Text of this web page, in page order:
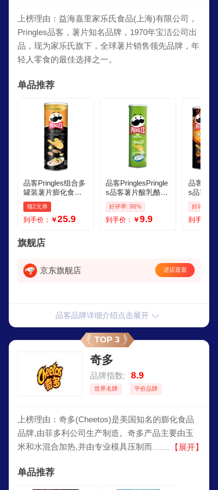
上榜理由：益海嘉里家乐氏食品(上海)有限公司，
Pringles品客，薯片知名品牌，1970年宝洁公司出
品，现为家乐氏旗下，全球薯片销售领先品牌，年
轻人零食的最佳选择之一。
单品推荐
品客Pringles组合多
罐装薯片膨化食品
礼盒办公室休闲零
食多口味组合装批
发 黑松露丝绒土豆
领2元券
到手价： ￥25.9
品客PringlesPringle
s品客薯片酸乳酪洋
葱味罐装办公室小
吃膨化休闲网红零
食品 酸乳酪洋葱味1
好评率: 98%
到手价： ￥9.9
品客
s品客薯
散装小
膨化食
川香辣
好评率:
到手价：
旗舰店
京东旗舰店 进店逛逛
品客品牌详细介绍点击展开
TOP 3
奇多
品牌指数: 8.9
世界名牌 平价品牌
上榜理由：奇多(Cheetos)是美国知名的膨化食品
品牌,由菲多利公司生产制造。奇多产品主要由玉
米和水混合加热,并由专业模具压制而成,具有特殊
【展开】
单品推荐